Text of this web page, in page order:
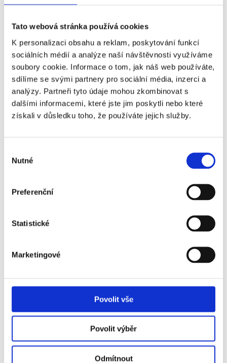
Tato webová stránka používá cookies
K personalizaci obsahu a reklam, poskytování funkcí
sociálních médií a analýze naší návštěvnosti využíváme
soubory cookie. Informace o tom, jak náš web používáte,
sdílíme se svými partnery pro sociální média, inzerci a
analýzy. Partneři tyto údaje mohou zkombinovat s
dalšími informacemi, které jste jim poskytli nebo které
získali v důsledku toho, že používáte jejich služby.
souhlasu
Nutné
Preferenční
Statistické
Marketingové
Povolit vše
Povolit výběr
Odmítnout
OGC NICE - STADE BRESTOIS
Často kladené otázky:
Je termín utkání finálně potvrzený?